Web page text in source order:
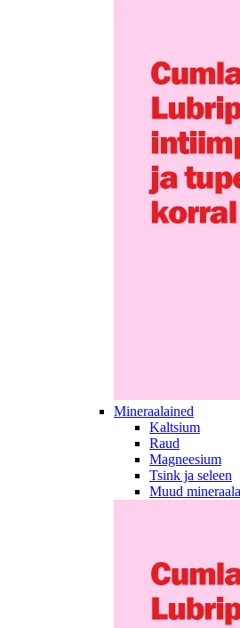
Mineraalained
Kaltsium
Raud
Magneesium
Tsink ja seleen
Muud